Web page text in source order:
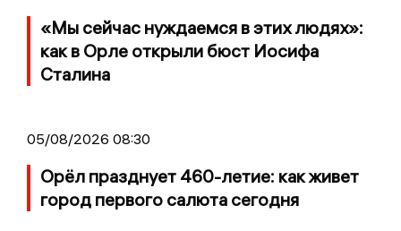
«Мы сейчас нуждаемся в этих людях»:
как в Орле открыли бюст Иосифа
Сталина
05/08/2026 08:30
Орёл празднует 460-летие: как живет
город первого салюта сегодня